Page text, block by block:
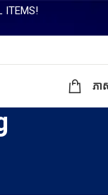
ITEMS!
ភា